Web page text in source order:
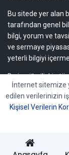
Bu sitede yer alan
tarafından genel
bilgi, yorum ve
ve sermaye
yeterli bilgiyi
Bu içeriğe ilişkin
aittir. Bu içerik,
herhangi bir
dağıtılamaz,
İnternet sitemize
edilen verilerinizin
Kişisel Verilerin